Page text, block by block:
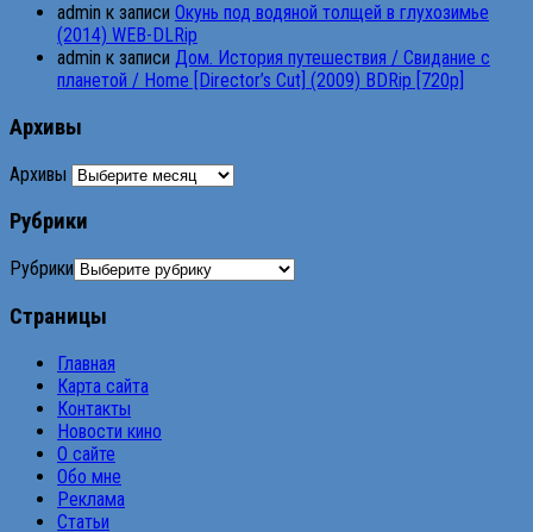
admin к записи Окунь под водяной толщей в глухозимье
(2014) WEB-DLRip
admin к записи Дом. История путешествия / Свидание с
планетой / Home [Director’s Cut] (2009) BDRip [720p]
Архивы
Архивы
Рубрики
Рубрики
Страницы
Главная
Карта сайта
Контакты
Новости кино
О сайте
Обо мне
Реклама
Статьи